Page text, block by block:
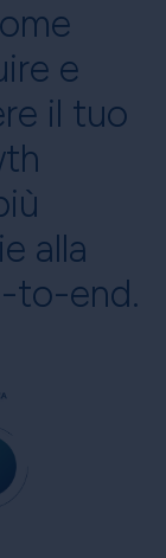
e
il tuo
alla
to-end.